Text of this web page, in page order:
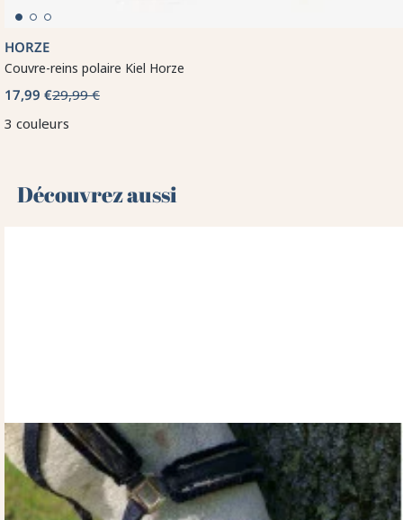
HORZE
Couvre-reins polaire Kiel Horze
17,99 €29,99 €
3 couleurs
Découvrez aussi 🌻